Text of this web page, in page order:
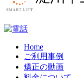
Home
ご利用事例
矯正の動画